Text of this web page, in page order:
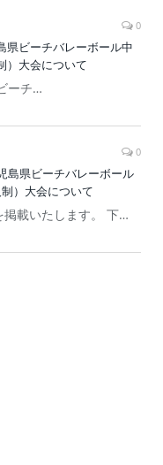
0
県ビーチバレーボール中
）大会について
ーチ…
0
島県ビーチバレーボール
）大会について
載いたします。 下…